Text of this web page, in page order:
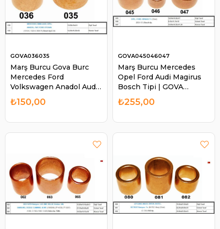
Marş Burcu Gova Burc
Mercedes Ford
Volkswagen Anadol Audi
Bosch Escort ( Fiat Uno
Bosch Tip Dinamo ) |
GOVA036035
₺150,00
Marş Burcu Mercedes
Opel Ford Audi Magirus
Bosch Tipi | GOVA
045046047
GOVA045046047
₺255,00